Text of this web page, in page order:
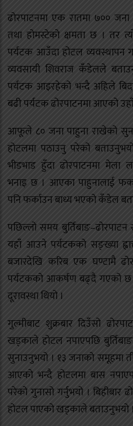
ढोरपाटनमा एक रातमा ७००
तथा होमस्टेको क्षमता छ । तर
पर्यटक आउँदा होटल व्यवस्थापन
व्यवसायी शिवराज कँडेलले
पर्यटक आइरहेको भन्दै अहिले
बढी पर्यटक ढोरपाटनमा आएको
आफूले ८० जना पाहुना राखेको
होटलमा पठाउनु परेको
भीडभाड हुँदा ढोरपाटनमा मेला
भनाइ छ । आएका पाहुनालाई
पनि फर्काउन बाध्य भएको कँडेल
पछिल्लो समय
यहाँ आउने पर्यटकको सङ्ख्या
बजारदेखि करिब एक घण्टामै
पर्यटकको आकर्षण बढ्दै गएको
दूरावस्था थियो ।
गुल्मीबाट शुक्रबार दिउँसो
खड्काले होटल नपाएपछि
सुनाउनुभयो । १३ जनाको समूहमा
आएको भन्दै होटलमा बास
परेको गुनासो गर्नुभयो । बिहीबार
होटल पाएको खड्काले बताउनुभयो ।